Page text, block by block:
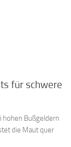
für schwere
hohen Bußgeldern
die Maut quer